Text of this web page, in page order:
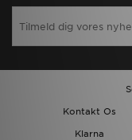
Kontakt Os
Klarna